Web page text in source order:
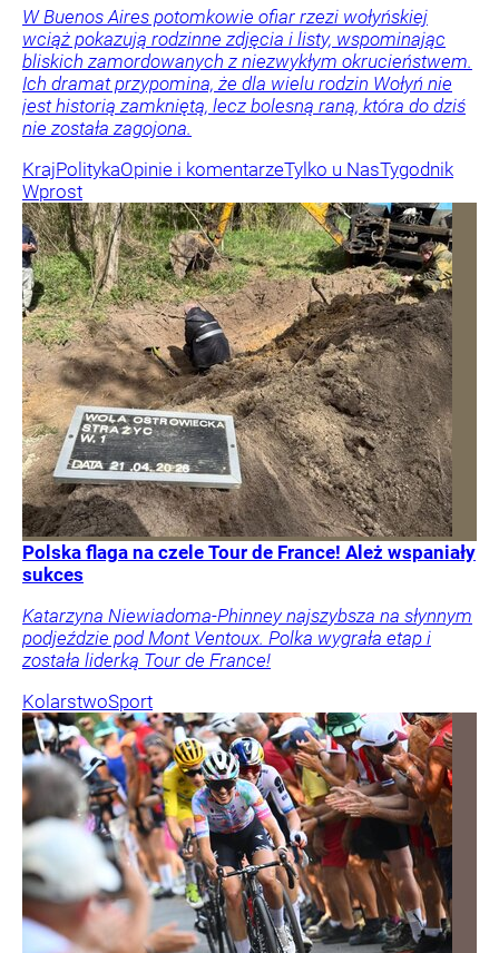
W Buenos Aires potomkowie ofiar rzezi wołyńskiej
wciąż pokazują rodzinne zdjęcia i listy, wspominając
bliskich zamordowanych z niezwykłym okrucieństwem.
Ich dramat przypomina, że dla wielu rodzin Wołyń nie
jest historią zamkniętą, lecz bolesną raną, która do dziś
nie została zagojona.
KrajPolitykaOpinie i komentarzeTylko u NasTygodnik
Wprost
Polska flaga na czele Tour de France! Ależ wspaniały
sukces
Katarzyna Niewiadoma-Phinney najszybsza na słynnym
podjeździe pod Mont Ventoux. Polka wygrała etap i
została liderką Tour de France!
KolarstwoSport